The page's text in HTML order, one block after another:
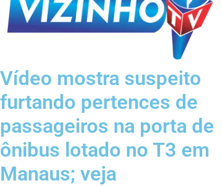
Vídeo mostra suspeito
furtando pertences de
passageiros na porta de
ônibus lotado no T3 em
Manaus; veja